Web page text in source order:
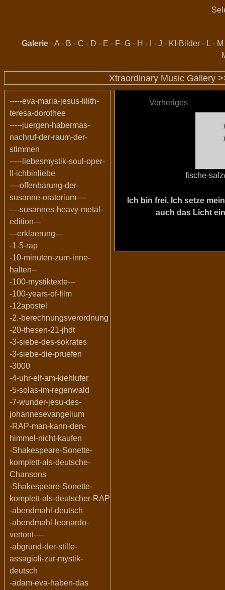
Galerie -A - B - C - D - E - F- G - H - - J - KI-Bilder - L - M
Xtraordinary Music Gallery
-----eva-maria-jesus-lilith-
teresa-dorothee
-----juergen-habermas-
nachruf-der-raum-der-
stimmen
-----liebesmystik-soul-oper-
II-ichbinliebe
----offenbarung-der-
susanne-oratorium----
----susannes-heavy-metal-
edition---
---erklaerung---
-1-5-rap
-10-minuten-zum-inne-
halten--
-100-mystiktexte---
-100-years-of-film
-12apostel
-2.-berechnungsverordnung
-20-thesen-21-jhdt
-3-siebe-des-sokrates
-3-siebe-die-pruefen
-3000
-4-uhr-elf-am-kiehlufer
-5-solas-im-regenwald
-7-wunder-jesu-des-
johannesevangelium
-RAP-man-kann-den-
himmel-nicht-kaufen
-Shakespeare-Sonette-
komplett-als-deutsche-
Chansons
-Shakespeare-Sonette-
komplett-als-deutscher-RAP
-abendmahl-deutsch
-abendmahl-leonardo-
vertont----
-abgrund-der-stille-
assagioli-zur-mystik-
deutsch
-adam-eva-haben-das
Vorheriges
fische-
Ich bin frei. Ich setze
auch das Licht